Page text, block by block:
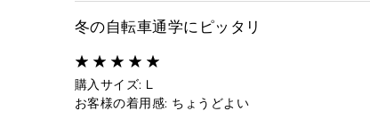
冬の自転車通学にピッタリ
購入サイズ: L
お客様の着用感: ちょうどよい